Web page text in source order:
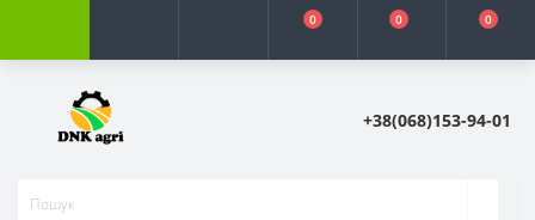
0 0 0
+38(068)153-94-01